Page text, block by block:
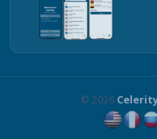
© 2026